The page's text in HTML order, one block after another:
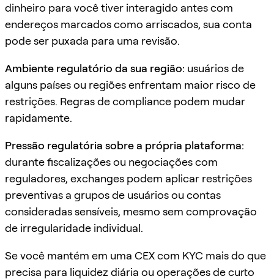
dinheiro para você tiver interagido antes com
endereços marcados como arriscados, sua conta
pode ser puxada para uma revisão.
Ambiente regulatório da sua região: usuários de
alguns países ou regiões enfrentam maior risco de
restrições. Regras de compliance podem mudar
rapidamente.
Pressão regulatória sobre a própria plataforma:
durante fiscalizações ou negociações com
reguladores, exchanges podem aplicar restrições
preventivas a grupos de usuários ou contas
consideradas sensíveis, mesmo sem comprovação
de irregularidade individual.
Se você mantém em uma CEX com KYC mais do que
precisa para liquidez diária ou operações de curto